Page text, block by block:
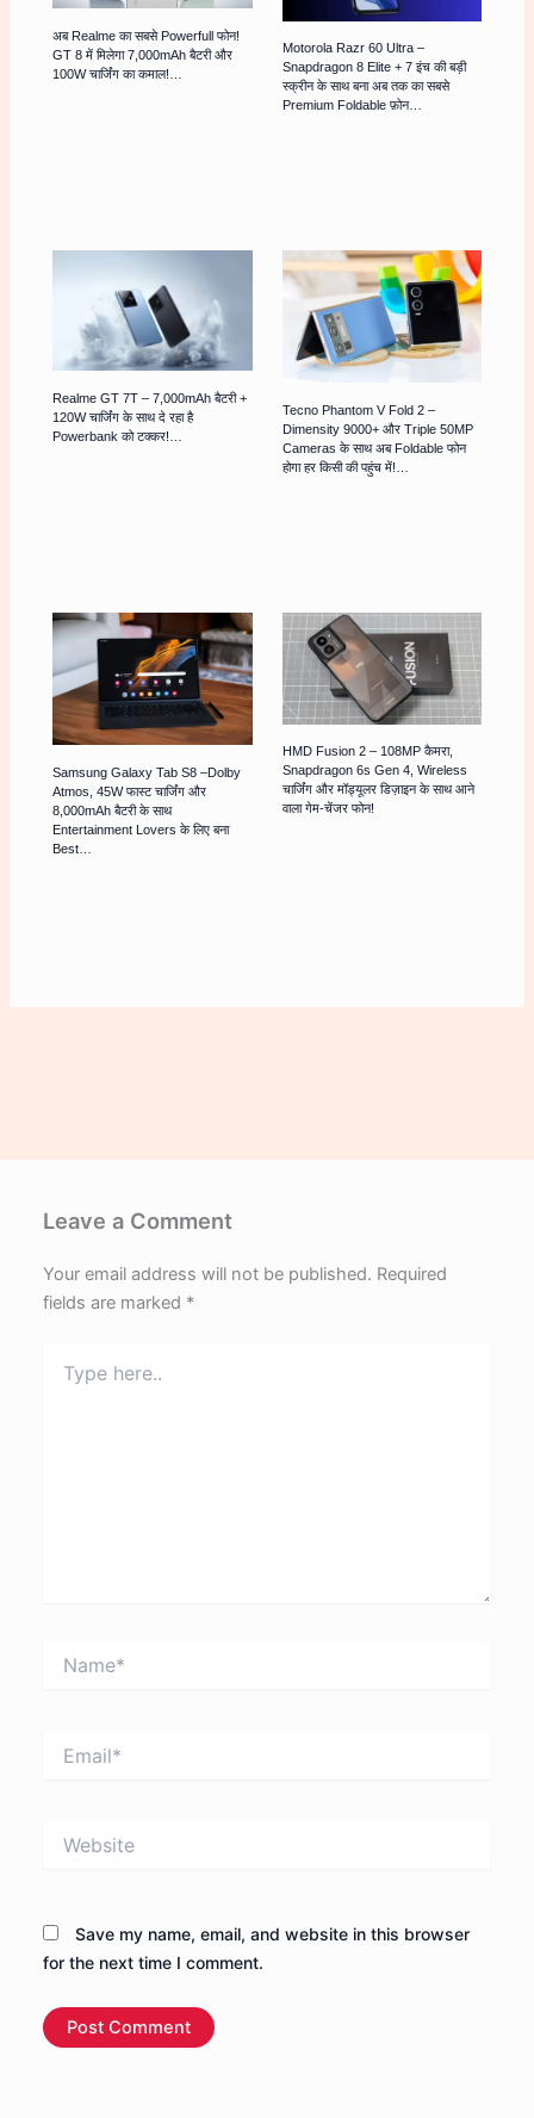
अब Realme का सबसे Powerfull फोन!
GT 8 में मिलेगा 7,000mAh बैटरी और
100W चार्जिंग का कमाल!…
Motorola Razr 60 Ultra –
Snapdragon 8 Elite + 7 इंच की बड़ी
स्क्रीन के साथ बना अब तक का सबसे
Premium Foldable फ़ोन…
Realme GT 7T – 7,000mAh बैटरी +
120W चार्जिंग के साथ दे रहा है
Powerbank को टक्कर!…
Tecno Phantom V Fold 2 –
Dimensity 9000+ और Triple 50MP
Cameras के साथ अब Foldable फोन
होगा हर किसी की पहुंच में!…
Samsung Galaxy Tab S8 –Dolby
Atmos, 45W फास्ट चार्जिंग और
8,000mAh बैटरी के साथ
Entertainment Lovers के लिए बना
Best…
HMD Fusion 2 – 108MP कैमरा,
Snapdragon 6s Gen 4, Wireless
चार्जिंग और मॉड्यूलर डिज़ाइन के साथ आने
वाला गेम-चेंजर फोन!
Leave a Comment
Your email address will not be published. Required
fields are marked *
here..
Save my name, email, and website in this browser
for the next time I comment.